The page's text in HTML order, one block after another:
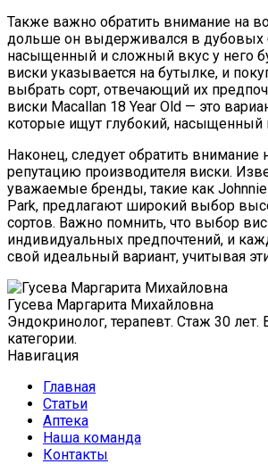
Также важно обратить внимание на
дольше он выдерживался в дубовых
насыщенный и сложный вкус у него
виски указывается на бутылке, и
выбрать сорт, отвечающий их
виски Macallan 18 Year Old — это
которые ищут глубокий, насыщенный
Наконец, следует обратить внимание
репутацию производителя виски.
уважаемые бренды, такие как Johnnie
Park, предлагают широкий выбор
сортов. Важно помнить, что выбор
индивидуальных предпочтений, и
свой идеальный вариант, учитывая
Гусева Маргарита Михайловна
Эндокринолог, терапевт. Стаж 30
категории.
Навигация
Главная
Статьи
Аптека
Наша команда
Контакты